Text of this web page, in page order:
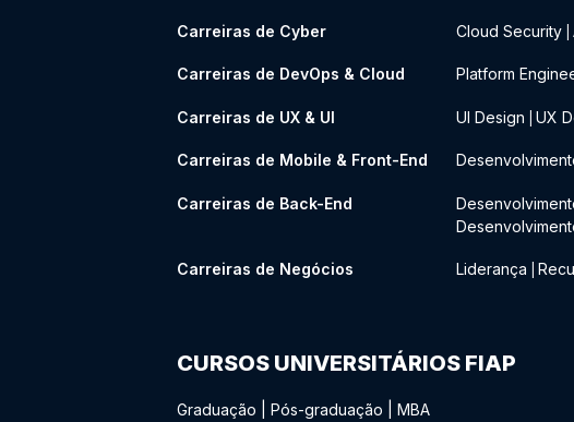
Carreiras de Cyber Cloud Security
Carreiras de DevOps & Cloud Platform
Carreiras de UX & UI UI Design UX
Carreiras de Mobile & Front-End
Carreiras de Back-End
Carreiras de Negócios Liderança
CURSOS UNIVERSITÁRIOS FIAP
Graduação Pós-graduação MBA